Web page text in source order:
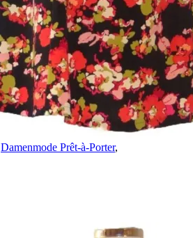
Damenmode Prêt-à-Porter,